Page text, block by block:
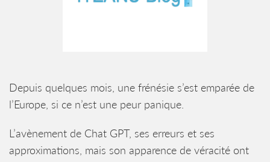
Depuis quelques mois, une frénésie s’est emparée de
l’Europe, si ce n’est une peur panique.
L’avènement de Chat GPT, ses erreurs et ses
approximations, mais son apparence de véracité ont